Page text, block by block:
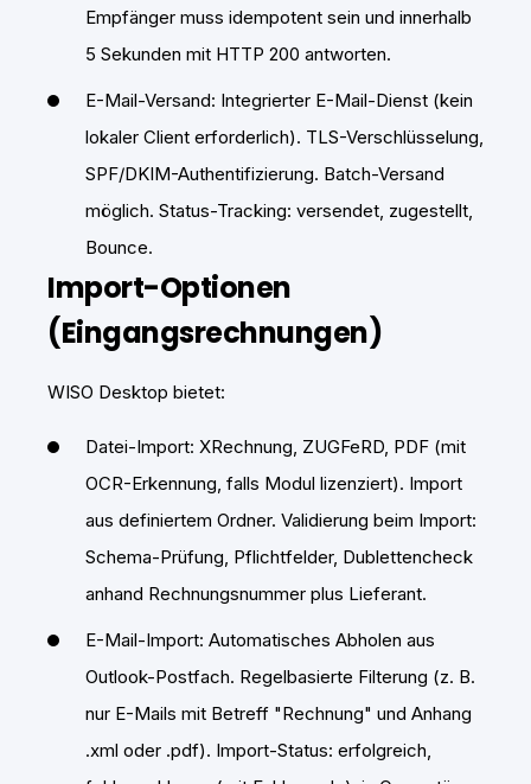
Empfänger muss idempotent sein und innerhalb
5 Sekunden mit HTTP 200 antworten.
E-Mail-Versand: Integrierter E-Mail-Dienst (kein
lokaler Client erforderlich). TLS-Verschlüsselung,
SPF/DKIM-Authentifizierung. Batch-Versand
möglich. Status-Tracking: versendet, zugestellt,
Bounce.
Import-Optionen
(Eingangsrechnungen)
WISO Desktop bietet:
Datei-Import: XRechnung, ZUGFeRD, PDF (mit
OCR-Erkennung, falls Modul lizenziert). Import
aus definiertem Ordner. Validierung beim Import:
Schema-Prüfung, Pflichtfelder, Dublettencheck
anhand Rechnungsnummer plus Lieferant.
E-Mail-Import: Automatisches Abholen aus
Outlook-Postfach. Regelbasierte Filterung (z. B.
nur E-Mails mit Betreff "Rechnung" und Anhang
.xml oder .pdf). Import-Status: erfolgreich,